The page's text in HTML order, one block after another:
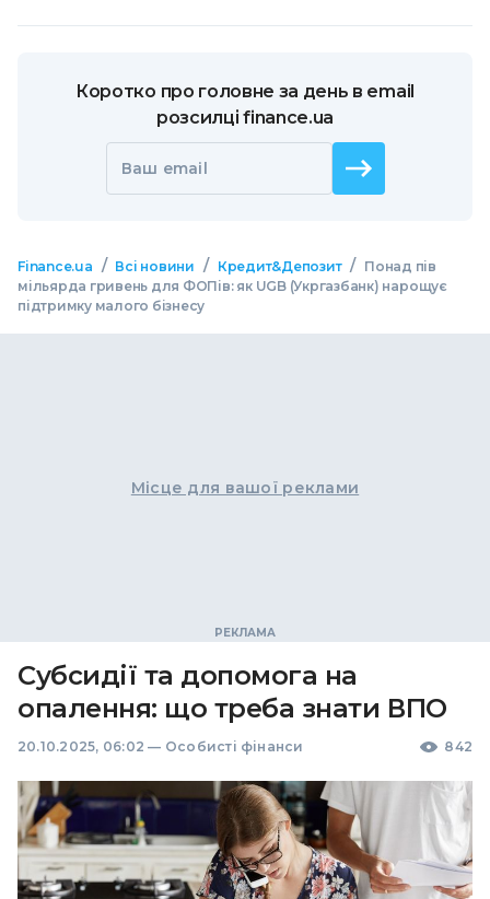
Коротко про головне за день в email
розсилці finance.ua
Ваш email
Finance.ua / Всі новини / Кредит&Депозит / Понад пів
мільярда гривень для ФОПів: як UGB (Укргазбанк) нарощує
підтримку малого бізнесу
Місце для вашої реклами
Субсидії та допомога на
опалення: що треба знати ВПО
20.10.2025, 06:02 — Особисті фінанси 842